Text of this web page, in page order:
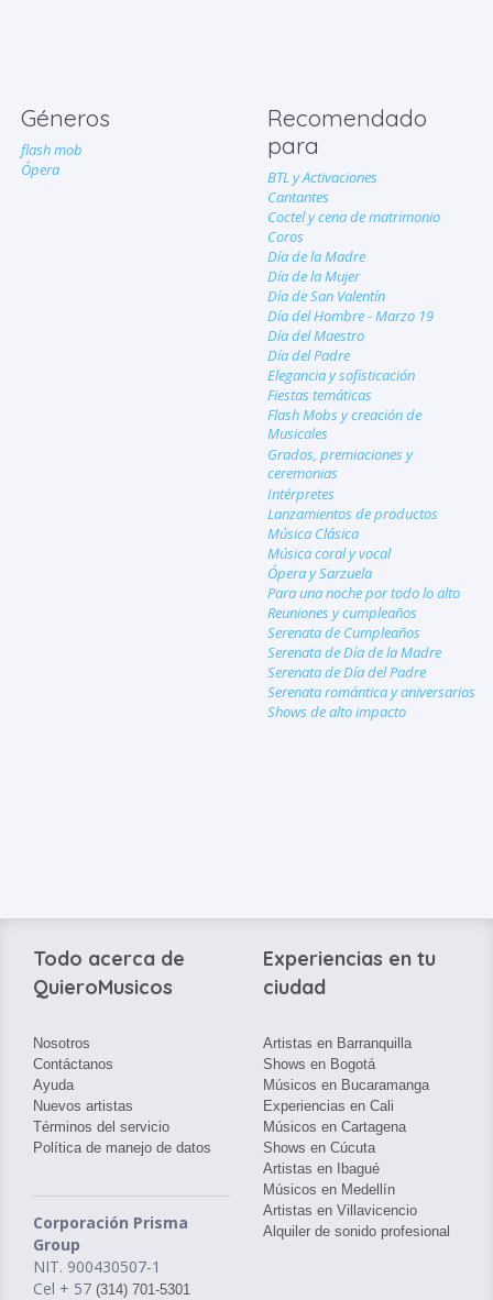
Géneros
flash mob
Ópera
Recomendado
para
BTL y Activaciones
Cantantes
Coctel y cena de matrimonio
Coros
Día de la Madre
Día de la Mujer
Día de San Valentín
Día del Hombre - Marzo 19
Día del Maestro
Día del Padre
Elegancia y sofisticación
Fiestas temáticas
Flash Mobs y creación de
Musicales
Grados, premiaciones y
ceremonias
Intérpretes
Lanzamientos de productos
Música Clásica
Música coral y vocal
Ópera y Sarzuela
Para una noche por todo lo alto
Reuniones y cumpleaños
Serenata de Cumpleaños
Serenata de Día de la Madre
Serenata de Día del Padre
Serenata romántica y aniversarios
Shows de alto impacto
Todo acerca de
QuieroMusicos
Nosotros
Contáctanos
Ayuda
Nuevos artistas
Términos del servicio
Política de manejo de datos
Corporación Prisma
Group
NIT. 900430507-1
Cel + 57 (314) 701-5301
Experiencias en tu
ciudad
Artistas en Barranquilla
Shows en Bogotá
Músicos en Bucaramanga
Experiencias en Cali
Músicos en Cartagena
Shows en Cúcuta
Artistas en Ibagué
Músicos en Medellín
Artistas en Villavicencio
Alquiler de sonido profesional